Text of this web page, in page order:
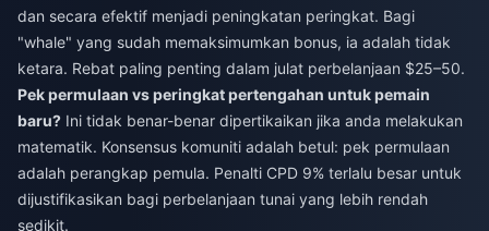
dan secara efektif menjadi peningkatan peringkat. Bagi
"whale" yang sudah memaksimumkan bonus, ia adalah tidak
ketara. Rebat paling penting dalam julat perbelanjaan $25–50.
Pek permulaan vs peringkat pertengahan untuk pemain
baru? Ini tidak benar-benar dipertikaikan jika anda melakukan
matematik. Konsensus komuniti adalah betul: pek permulaan
adalah perangkap pemula. Penalti CPD 9% terlalu besar untuk
dijustifikasikan bagi perbelanjaan tunai yang lebih rendah
sedikit.